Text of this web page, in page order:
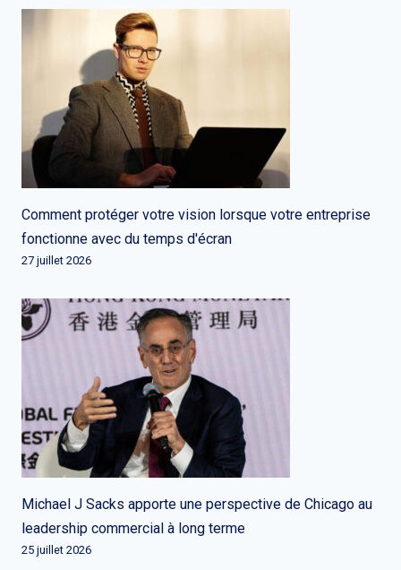
Comment protéger votre vision lorsque votre entreprise
fonctionne avec du temps d'écran
27 juillet 2026
Michael J Sacks apporte une perspective de Chicago au
leadership commercial à long terme
25 juillet 2026